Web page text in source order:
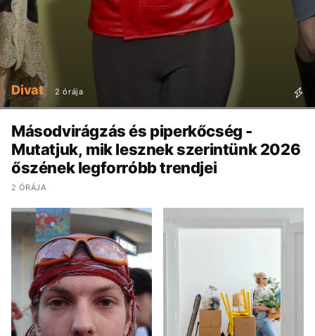
Divat 2 órája
Másodvirágzás és piperkőcség -
Mutatjuk, mik lesznek szerintünk 2026
őszének legforróbb trendjei
2 ÓRÁJA